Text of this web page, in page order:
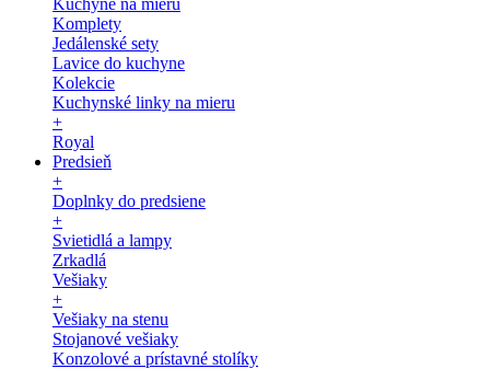
Kuchyne na mieru
Komplety
Jedálenské sety
Lavice do kuchyne
Kolekcie
Kuchynské linky na mieru
+
Royal
Predsieň
+
Doplnky do predsiene
+
Svietidlá a lampy
Zrkadlá
Vešiaky
+
Vešiaky na stenu
Stojanové vešiaky
Konzolové a prístavné stolíky